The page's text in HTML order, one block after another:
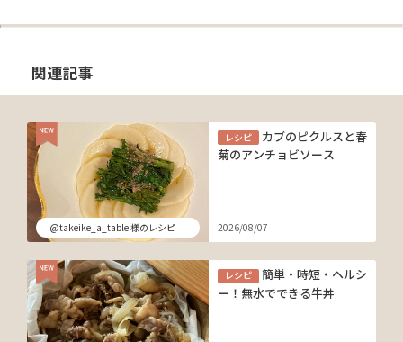
関連記事
@takeike_a_table 様のレシピ
レシピ
カブのピクルスと春
菊のアンチョビソース
2026/08/07
レシピ
簡単・時短・ヘルシ
ー！無水でできる牛丼